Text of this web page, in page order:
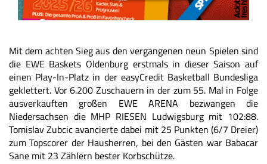
Mit dem achten Sieg aus den vergangenen neun Spielen sind
die EWE Baskets Oldenburg erstmals in dieser Saison auf
einen Play-In-Platz in der easyCredit Basketball Bundesliga
geklettert. Vor 6.200 Zuschauern in der zum 55. Mal in Folge
ausverkauften großen EWE ARENA bezwangen die
Niedersachsen die MHP RIESEN Ludwigsburg mit 102:88.
Tomislav Zubcic avancierte dabei mit 25 Punkten (6/7 Dreier)
zum Topscorer der Hausherren, bei den Gästen war Babacar
Sane mit 23 Zählern bester Korbschütze.